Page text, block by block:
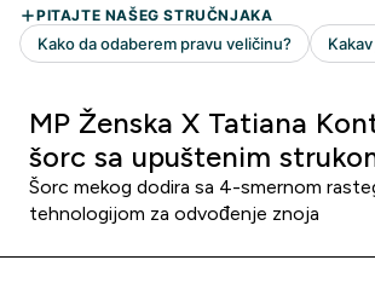
MP Ženska X Tatiana
šorc sa upuštenim
Šorc mekog dodira sa 4-smernom
tehnologijom za odvođenje znoja